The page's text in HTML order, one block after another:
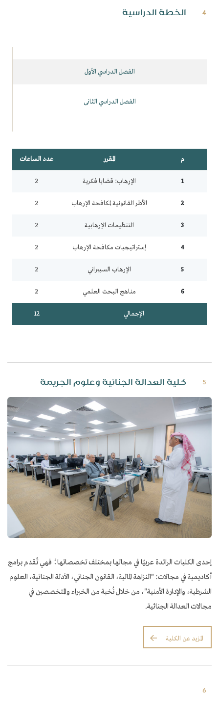
4 الخطة الدراسية
الفصل الدراسي الأول
الفصل الدراسي الثانى
م المقرر عدد الساعات
1 الإرهاب: قضايا فكرية 2
2 الأطر القانونية لمكافحة الإرهاب 2
3 التنظيمات الإرهابية 2
4 إستراتيجيات مكافحة الإرهاب 2
5 الإرهاب السيبراني 2
6 مناهج البحث العلمي 2
الإجمالي 12
5 كلية العدالة الجنائية وعلوم الجريمة
إحدى الكليات الرائدة عربيًا في مجالها بمختلف تخصصاتها؛ فهي تُقدم برامج
أكاديمية في مجالات: "النزاهة المالية، القانون الجنائي، الأدلة الجنائية، العلوم
الشرطية، والإدارة الأمنية"، من خلال نُخبة من الخبراء والمتخصصين في
مجالات العدالة الجنائية.
المزيد عن الكلية
6